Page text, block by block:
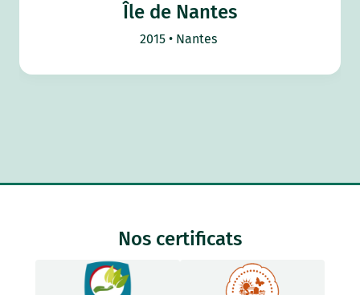
Île de Nantes
2015 Nantes
Nos certificats